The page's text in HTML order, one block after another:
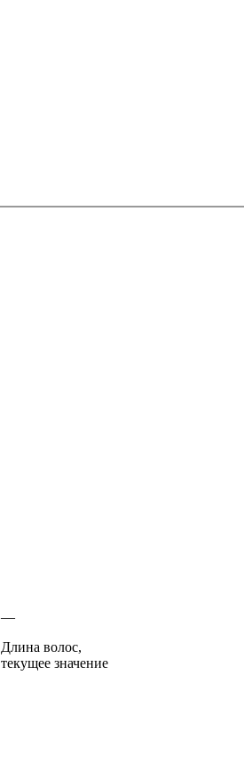
—
Длина волос,
текущее значение